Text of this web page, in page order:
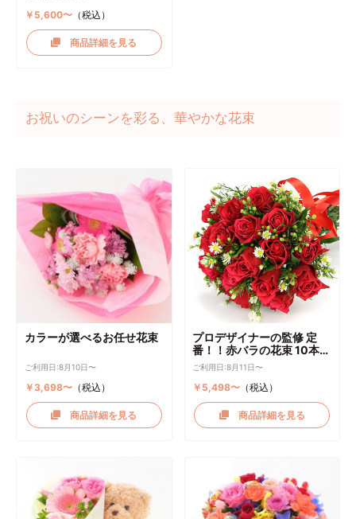
￥5,600〜（税込）
商品詳細を見る
お祝いのシーンを彩る、華やかな花束
カラーが選べるお任せ花束
ご利用日:8月10日〜
￥3,698〜（税込）
商品詳細を見る
プロデザイナーの監修 定
番！！赤バラの花束 10本～
選択可能
ご利用日:8月11日〜
￥5,498〜 （税込）
商品詳細を見る